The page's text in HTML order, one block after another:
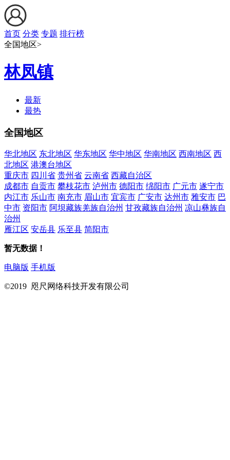
首页 分类 专题 排行榜
全国地区>
林凤镇
最新
最热
全国地区
华北地区 东北地区 华东地区 华中地区 华南地区 西南地区 西
北地区 港澳台地区
重庆市 四川省 贵州省 云南省 西藏自治区
成都市 自贡市 攀枝花市 泸州市 德阳市 绵阳市 广元市 遂宁市
内江市 乐山市 南充市 眉山市 宜宾市 广安市 达州市 雅安市 巴
中市 资阳市 阿坝藏族羌族自治州 甘孜藏族自治州 凉山彝族自
治州
雁江区 安岳县 乐至县 简阳市
暂无数据！
电脑版 手机版
©2019 咫尺网络科技开发有限公司